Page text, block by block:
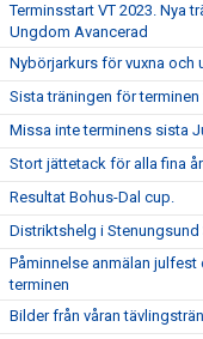
Terminsstart VT 2023. Nya
Ungdom Avancerad
Nybörjarkurs för vuxna och
Sista träningen för
Missa inte terminens sista
Stort jättetack för alla fina
Resultat Bohus-Dal cup.
Distriktshelg i
Påminnelse anmälan
terminen
Bilder från våran